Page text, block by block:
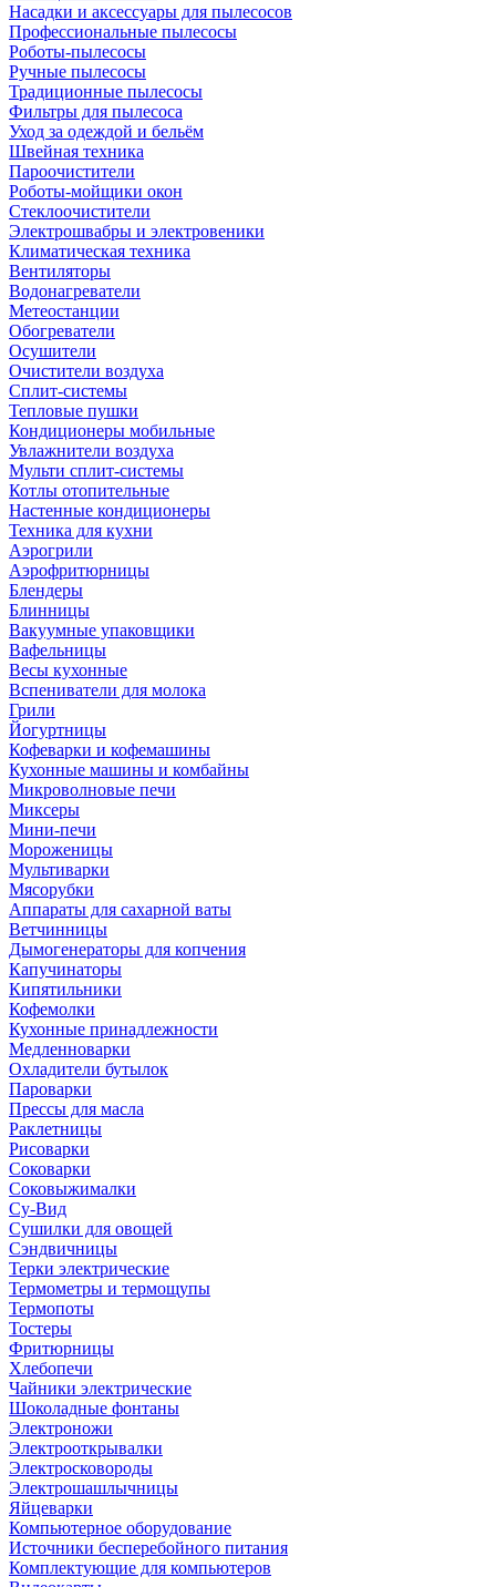
Насадки и аксессуары для пылесосов
Профессиональные пылесосы
Роботы-пылесосы
Ручные пылесосы
Традиционные пылесосы
Фильтры для пылесоса
Уход за одеждой и бельём
Швейная техника
Пароочистители
Роботы-мойщики окон
Стеклоочистители
Электрошвабры и электровеники
Климатическая техника
Вентиляторы
Водонагреватели
Метеостанции
Обогреватели
Осушители
Очистители воздуха
Сплит-системы
Тепловые пушки
Кондиционеры мобильные
Увлажнители воздуха
Мульти сплит-системы
Котлы отопительные
Настенные кондиционеры
Техника для кухни
Аэрогрили
Аэрофритюрницы
Блендеры
Блинницы
Вакуумные упаковщики
Вафельницы
Весы кухонные
Вспениватели для молока
Грили
Йогуртницы
Кофеварки и кофемашины
Кухонные машины и комбайны
Микроволновые печи
Миксеры
Мини-печи
Мороженицы
Мультиварки
Мясорубки
Аппараты для сахарной ваты
Ветчинницы
Дымогенераторы для копчения
Капучинаторы
Кипятильники
Кофемолки
Кухонные принадлежности
Медленноварки
Охладители бутылок
Пароварки
Прессы для масла
Раклетницы
Рисоварки
Соковарки
Соковыжималки
Су-Вид
Сушилки для овощей
Сэндвичницы
Терки электрические
Термометры и термощупы
Термопоты
Тостеры
Фритюрницы
Хлебопечи
Чайники электрические
Шоколадные фонтаны
Электроножи
Электрооткрывалки
Электросковороды
Электрошашлычницы
Яйцеварки
Компьютерное оборудование
Источники бесперебойного питания
Комплектующие для компьютеров